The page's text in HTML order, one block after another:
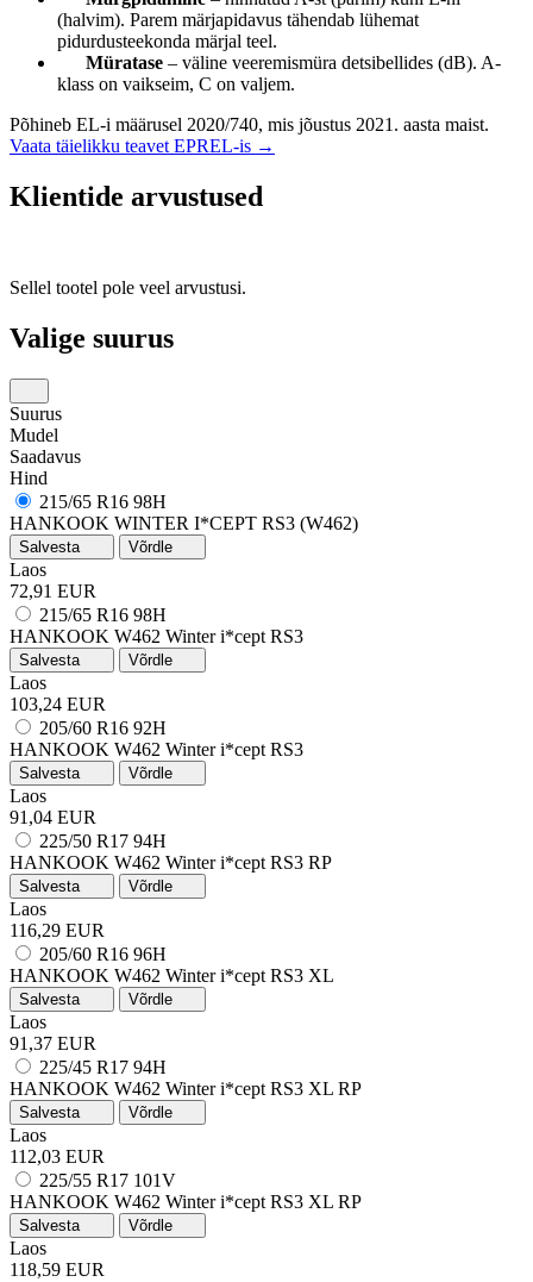
(halvim). Parem märjapidavus tähendab lühemat
pidurdusteekonda märjal teel.
Müratase – väline veeremismüra detsibellides (dB). A-
klass on vaikseim, C on valjem.
Põhineb EL-i määrusel 2020/740, mis jõustus 2021. aasta maist.
Vaata täielikku teavet EPREL-is →
Klientide arvustused
Sellel tootel pole veel arvustusi.
Valige suurus
Suurus
Mudel
Saadavus
Hind
215/65 R16 98H
HANKOOK WINTER I*CEPT RS3 (W462)
Salvesta Võrdle
Laos
72,91 EUR
215/65 R16 98H
HANKOOK W462 Winter i*cept RS3
Salvesta Võrdle
Laos
103,24 EUR
205/60 R16 92H
HANKOOK W462 Winter i*cept RS3
Salvesta Võrdle
Laos
91,04 EUR
225/50 R17 94H
HANKOOK W462 Winter i*cept RS3 RP
Salvesta Võrdle
Laos
116,29 EUR
205/60 R16 96H
HANKOOK W462 Winter i*cept RS3 XL
Salvesta Võrdle
Laos
91,37 EUR
225/45 R17 94H
HANKOOK W462 Winter i*cept RS3 XL RP
Salvesta Võrdle
Laos
112,03 EUR
225/55 R17 101V
HANKOOK W462 Winter i*cept RS3 XL RP
Salvesta Võrdle
Laos
118,59 EUR